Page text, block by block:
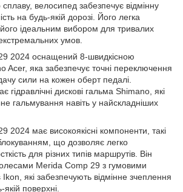
сплаву, велосипед забезпечує відмінну
на будь-якій дорозі. Його легка
його ідеальним вибором для тривалих
екстремальних умов.
2024 оснащений 8-швидкісною
Acer, яка забезпечує точні переключення
сили на кожен оберт педалі.
гідравлічні дискові гальма Shimano, які
гальмування навіть у найскладніших
2024 має високоякісні компоненти, такі
що дозволяє легко
для різних типів маршрутів. Він
Merida Comp 29 з гумовими
які забезпечують відмінне зчеплення
поверхні.